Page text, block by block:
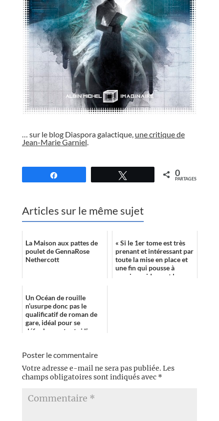
… sur le blog Diaspora galactique, une critique de
Jean-Marie Garniel.
0
PARTAGES
Articles sur le même sujet
La Maison aux pattes de
poulet de GennaRose
Nethercott
« Si le 1er tome est très
prenant et intéressant par
toute la mise en place et
une fin qui pousse à
ouvrir rapidement le
Un Océan de rouille
n’usurpe donc pas le
qualificatif de roman de
gare, idéal pour se
défouler, surtout si l’on
Poster le commentaire
Votre adresse e-mail ne sera pas publiée. Les
champs obligatoires sont indiqués avec *